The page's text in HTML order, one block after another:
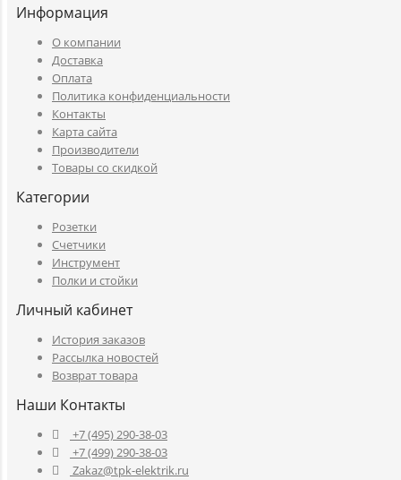
Информация
O компании
Доставка
Оплата
Политика конфиденциальности
Контакты
Карта сайта
Производители
Товары со скидкой
Категории
Розетки
Счетчики
Инструмент
Полки и стойки
Личный кабинет
История заказов
Рассылка новостей
Возврат товара
Наши Контакты
+7 (495) 290-38-03
+7 (499) 290-38-03
Zakaz@tpk-elektrik.ru